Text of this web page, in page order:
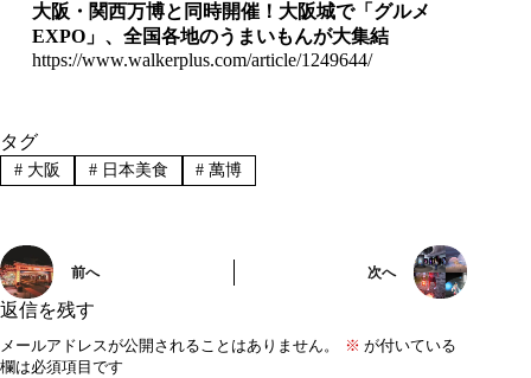
大阪・関西万博と同時開催！大阪城で「グルメ
EXPO」、全国各地のうまいもんが大集結
https://www.walkerplus.com/article/1249644/
タグ
#大阪 #日本美食 # 萬博
前へ 次へ
返信を残す
メールアドレスが公開されることはありません。 ※ が付いている
欄は必須項目です